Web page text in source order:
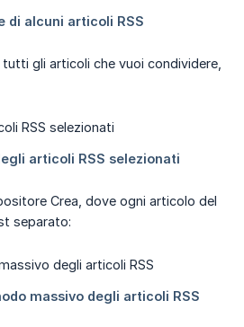
gli articoli che vuoi condividere,
Crea, dove ogni articolo del
separato: